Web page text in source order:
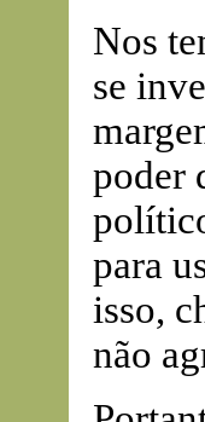
Nos
se
poder
para
isso,
não